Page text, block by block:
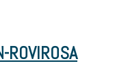
ROVIROSA